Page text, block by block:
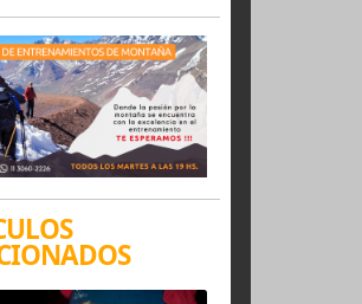
· Educacion · Entrenamiento
Montañistas de
rodillas fuertes, como
fortalecernos y evitar
lesiones